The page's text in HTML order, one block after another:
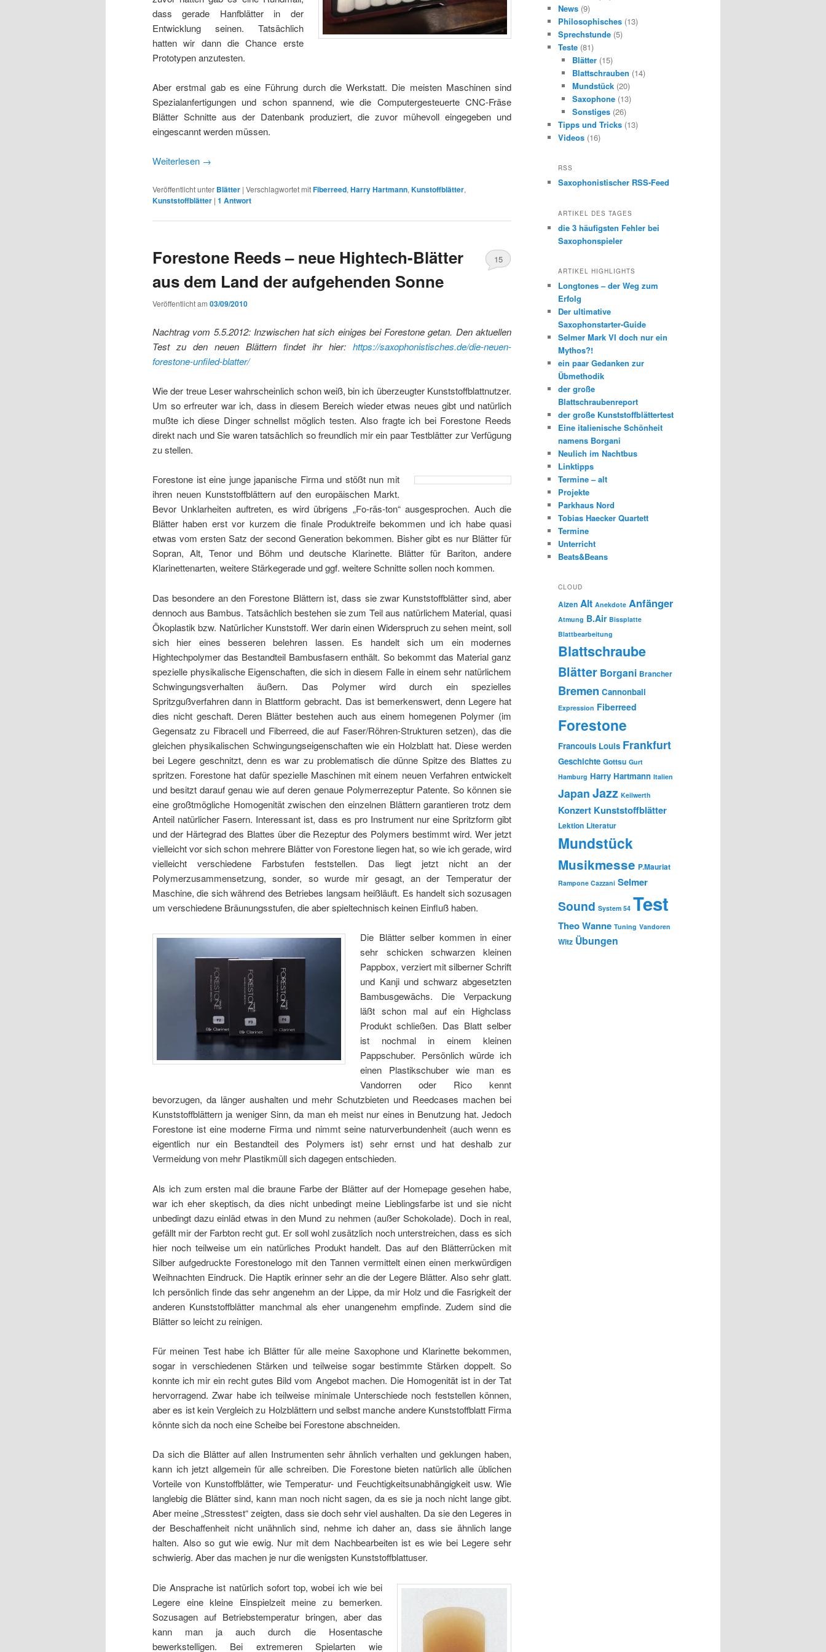
dass gerade Hanfblätter in der
Entwicklung seinen. Tatsächlich
hatten wir dann die Chance erste
Prototypen anzutesten.
Aber erstmal gab es eine Führung durch die Werkstatt. Die meisten Maschinen sind
Spezialanfertigungen und schon spannend, wie die Computergesteuerte CNC-Fräse
Blätter Schnitte aus der Datenbank produziert, die zuvor mühevoll eingegeben und
eingescannt werden müssen.
Weiterlesen →
Veröffentlicht unter Blätter | Verschlagwortet mitFiberreed, Harry Hartmann, Kunstoffblätter,
Kunststoffblätter | 1 Antwort
Forestone Reeds – neue Hightech-Blätter
aus dem Land der aufgehenden Sonne
Veröffentlicht am 03/09/2010
15
Nachtrag vom 5.5.2012: Inzwischen hat sich einiges bei Forestone getan. Den aktuellen
Test zu den neuen Blättern findet ihr hier: https://saxophonistisches.de/die-neuen-
forestone-unfiled-blatter/
Wie der treue Leser wahrscheinlich schon weiß, bin ich überzeugter Kunststoffblattnutzer.
Um so erfreuter war ich, dass in diesem Bereich wieder etwas neues gibt und natürlich
mußte ich diese Dinger schnellst möglich testen. Also fragte ich bei Forestone Reeds
direkt nach und Sie waren tatsächlich so freundlich mir ein paar Testblätter zur Verfügung
zu stellen.
Forestone ist eine junge japanische Firma und stößt nun mit
ihren neuen Kunststoffblättern auf den europäischen Markt.
Bevor Unklarheiten auftreten, es wird übrigens „Fo-räs-ton“ ausgesprochen. Auch die
Blätter haben erst vor kurzem die finale Produktreife bekommen und ich habe quasi
etwas vom ersten Satz der second Generation bekommen. Bisher gibt es nur Blätter für
Sopran, Alt, Tenor und Böhm und deutsche Klarinette. Blätter für Bariton, andere
Klarinettenarten, weitere Stärkegerade und ggf. weitere Schnitte sollen noch kommen.
Das besondere an den Forestone Blättern ist, dass sie zwar Kunststoffblätter sind, aber
dennoch aus Bambus. Tatsächlich bestehen sie zum Teil aus natürlichem Material, quasi
Ökoplastik bzw. Natürlicher Kunststoff. Wer darin einen Widerspruch zu sehen meint, soll
sich hier eines besseren belehren lassen. Es handelt sich um ein modernes
Hightechpolymer das Bestandteil Bambusfasern enthält. So bekommt das Material ganz
spezielle physikalische Eigenschaften, die sich in diesem Falle in einem sehr natürlichem
Schwingungsverhalten äußern. Das Polymer wird durch ein spezielles
Spritzgußverfahren dann in Blattform gebracht. Das ist bemerkenswert, denn Legere hat
dies nicht geschaft. Deren Blätter bestehen auch aus einem homegenen Polymer (im
Gegensatz zu Fibracell und Fiberreed, die auf Faser/Röhren-Strukturen setzen), das die
gleichen physikalischen Schwingungseigenschaften wie ein Holzblatt hat. Diese werden
bei Legere geschnitzt, denn es war zu problematisch die dünne Spitze des Blattes zu
spritzen. Forestone hat dafür spezielle Maschinen mit einem neuen Verfahren entwickelt
und besitzt darauf genau wie auf deren genaue Polymerrezeptur Patente. So können sie
eine großtmögliche Homogenität zwischen den einzelnen Blättern garantieren trotz dem
Anteil natürlicher Fasern. Interessant ist, dass es pro Instrument nur eine Spritzform gibt
und der Härtegrad des Blattes über die Rezeptur des Polymers bestimmt wird. Wer jetzt
vielleicht vor sich schon mehrere Blätter von Forestone liegen hat, so wie ich gerade, wird
vielleicht verschiedene Farbstufen feststellen. Das liegt jetzt nicht an der
Polymerzusammensetzung, sonder, so wurde mir gesagt, an der Temperatur der
Maschine, die sich während des Betriebes langsam heißläuft. Es handelt sich sozusagen
um verschiedene Bräunungsstufen, die aber spieltechnisch keinen Einfluß haben.
Die Blätter selber kommen in einer
sehr schicken schwarzen kleinen
Pappbox, verziert mit silberner Schrift
und Kanji und schwarz abgesetzten
Bambusgewächs. Die Verpackung
läßt schon mal auf ein Highclass
Produkt schließen. Das Blatt selber
ist nochmal in einem kleinen
Pappschuber. Persönlich würde ich
einen Plastikschuber wie man es
Vandorren oder Rico kennt
bevorzugen, da länger aushalten und mehr Schutzbieten und Reedcases machen bei
Kunststoffblättern ja weniger Sinn, da man eh meist nur eines in Benutzung hat. Jedoch
Forestone ist eine moderne Firma und nimmt seine naturverbundenheit (auch wenn es
eigentlich nur ein Bestandteil des Polymers ist) sehr ernst und hat deshalb zur
Vermeidung von mehr Plastikmüll sich dagegen entschieden.
Als ich zum ersten mal die braune Farbe der Blätter auf der Homepage gesehen habe,
war ich eher skeptisch, da dies nicht unbedingt meine Lieblingsfarbe ist und sie nicht
unbedingt dazu einläd etwas in den Mund zu nehmen (außer Schokolade). Doch in real,
gefällt mir der Farbton recht gut. Er soll wohl zusätzlich noch unterstreichen, dass es sich
hier noch teilweise um ein natürliches Produkt handelt. Das auf den Blätterrücken mit
Silber aufgedruckte Forestonelogo mit den Tannen vermittelt einen einen merkwürdigen
Weihnachten Eindruck. Die Haptik erinner sehr an die der Legere Blätter. Also sehr glatt.
Ich persönlich finde das sehr angenehm an der Lippe, da mir Holz und die Fasrigkeit der
anderen Kunststoffblätter manchmal als eher unangenehm empfinde. Zudem sind die
Blätter so leicht zu reinigen.
Für meinen Test habe ich Blätter für alle meine Saxophone und Klarinette bekommen,
sogar in verschiedenen Stärken und teilweise sogar bestimmte Stärken doppelt. So
konnte ich mir ein recht gutes Bild vom Angebot machen. Die Homogenität ist in der Tat
hervorragend. Zwar habe ich teilweise minimale Unterschiede noch feststellen können,
aber es ist kein Vergleich zu Holzblättern und selbst manche andere Kunststoffblatt Firma
könnte sich da noch eine Scheibe bei Forestone abschneiden.
Da sich die Blätter auf allen Instrumenten sehr ähnlich verhalten und geklungen haben,
kann ich jetzt allgemein für alle schreiben. Die Forestone bieten natürlich alle üblichen
Vorteile von Kunstoffblätter, wie Temperatur- und Feuchtigkeitsunabhängigkeit usw. Wie
langlebig die Blätter sind, kann man noch nicht sagen, da es sie ja noch nicht lange gibt.
Aber meine „Stresstest“ zeigten, dass sie doch sehr viel aushalten. Da sie den Legeres in
der Beschaffenheit nicht unähnlich sind, nehme ich daher an, dass sie ähnlich lange
halten. Also so gut wie ewig. Nur mit dem Nachbearbeiten ist es wie bei Legere sehr
schwierig. Aber das machen je nur die wenigsten Kunststoffblattuser.
Die Ansprache ist natürlich sofort top, wobei ich wie bei
Legere eine kleine Einspielzeit meine zu bemerken.
Sozusagen auf Betriebstemperatur bringen, aber das
kann man ja auch durch die Hosentasche
bewerkstelligen. Bei extremeren Spielarten wie
News (9)
Philosophisches (13)
Sprechstunde (5)
Teste (81)
Blätter(15)
Blattschrauben (14)
Mundstück(20)
Saxophone(13)
Sonstiges(26)
Tipps und Tricks (13)
Videos (16)
RSS
Saxophonistischer RSS-Feed
ARTIKEL DES TAGES
die 3 häufigsten Fehler bei
Saxophonspieler
ARTIKEL HIGHLIGHTS
Longtones – der Weg zum
Erfolg
Der ultimative
Saxophonstarter-Guide
Selmer Mark VI doch nur ein
Mythos?!
ein paar Gedanken zur
Übmethodik
der große
Blattschraubenreport
der große Kunststoffblättertest
Eine italienische Schönheit
namens Borgani
Neulich im Nachtbus
Linktipps
Termine – alt
Projekte
Parkhaus Nord
Tobias Haecker Quartett
Termine
Unterricht
Beats&Beans
CLOUD
Aizen Alt Anekdote Anfänger
Atmung B.Air Bissplatte
Blattbearbeitung
Blattschraube
Blätter Borgani Brancher
Bremen Cannonball
Expression Fiberreed
Forestone
Francouis Louis Frankfurt
Geschichte Gottsu Gurt
Hamburg Harry Hartmann Italien
Japan Jazz Keilwerth
Konzert Kunststoffblätter
Lektion Literatur
Mundstück
Musikmesse P.Mauriat
Rampone Cazzani Selmer
Sound System 54 Test
Theo Wanne Tuning Vandoren
Witz Übungen